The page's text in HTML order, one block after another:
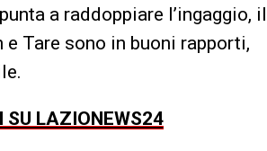
a raddoppiare l’ingaggio, il
Tare sono in buoni rapporti,
SU LAZIONEWS24